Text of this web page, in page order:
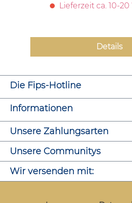
Lieferzeit ca. 10-
Details
Die Fips-Hotline
Informationen
Unsere Zahlungsarten
Unsere Communitys
Wir versenden mit: